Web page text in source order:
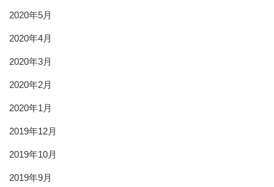
2020年5月
2020年4月
2020年3月
2020年2月
2020年1月
2019年12月
2019年10月
2019年9月